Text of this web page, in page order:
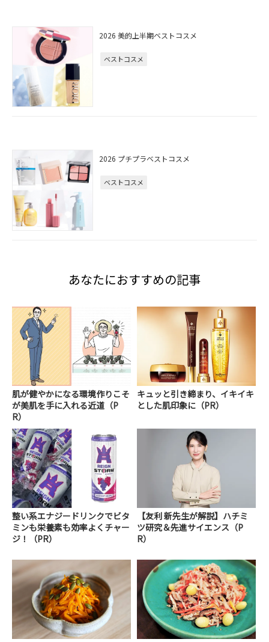
2026 美的上半期ベストコスメ
ベストコスメ
2026 プチプラベストコスメ
ベストコスメ
あなたにおすすめの記事
肌が健やかになる環境作りこそ
が美肌を手に入れる近道（P
R）
キュッと引き締まり、イキイキ
とした肌印象に（PR）
整い系エナジードリンクでビタ
ミンも栄養素も効率よくチャー
ジ！（PR）
【友利 新先生が解説】ハチミ
ツ研究＆先進サイエンス（P
R）